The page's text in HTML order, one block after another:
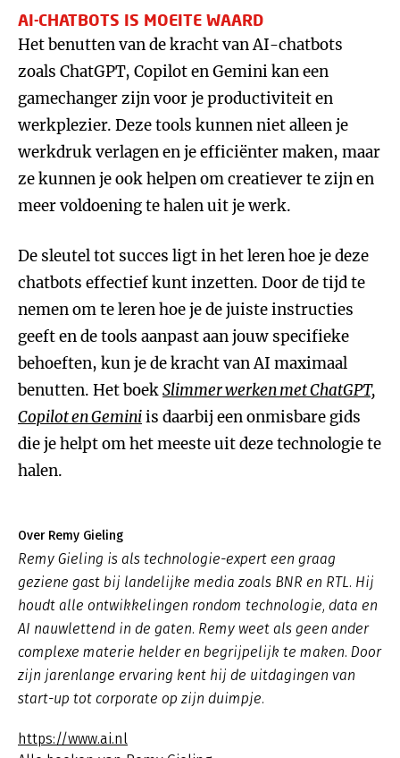
AI-CHATBOTS IS MOEITE WAARD
Het benutten van de kracht van AI-chatbots
zoals ChatGPT, Copilot en Gemini kan een
gamechanger zijn voor je productiviteit en
werkplezier. Deze tools kunnen niet alleen je
werkdruk verlagen en je efficiënter maken, maar
ze kunnen je ook helpen om creatiever te zijn en
meer voldoening te halen uit je werk.
De sleutel tot succes ligt in het leren hoe je deze
chatbots effectief kunt inzetten. Door de tijd te
nemen om te leren hoe je de juiste instructies
geeft en de tools aanpast aan jouw specifieke
behoeften, kun je de kracht van AI maximaal
benutten. Het boekSlimmer werken met ChatGPT,
Copilot en Geminiis daarbij een onmisbare gids
die je helpt om het meeste uit deze technologie te
halen.
Over Remy Gieling
Remy Gieling is als technologie-expert een graag
geziene gast bij landelijke media zoals BNR en RTL. Hij
houdt alle ontwikkelingen rondom technologie, data en
AI nauwlettend in de gaten. Remy weet als geen ander
complexe materie helder en begrijpelijk te maken. Door
zijn jarenlange ervaring kent hij de uitdagingen van
start-up tot corporate op zijn duimpje.
https://www.ai.nl